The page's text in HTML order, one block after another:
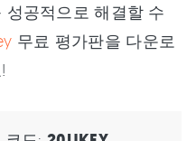
공적으로 해결할 수
무료 평가판을 다운로